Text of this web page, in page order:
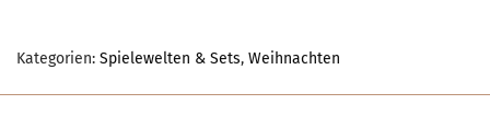
Kategorien: Spielewelten & Sets, Weihnachten